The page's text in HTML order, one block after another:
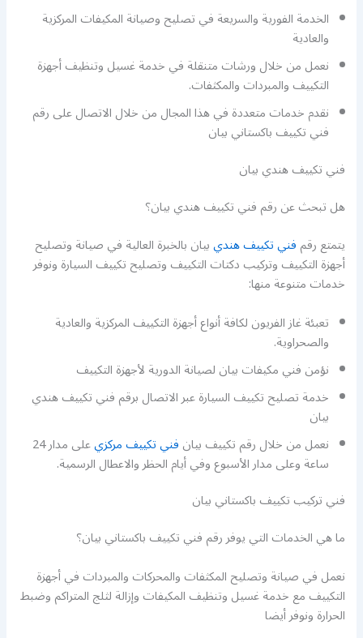
الخدمة الفورية والسريعة في تصليح وصيانة المكيفات المركزية
والعادية
نعمل من خلال ورشات متنقلة في خدمة غسيل وتنظيف أجهزة
التكييف والمبردات والمكثفات.
نقدم خدمات متعددة في هذا المجال من خلال الاتصال على رقم
فني تكييف باكستاني بيان
فني تكييف هندي بيان
هل تبحث عن رقم فني تكييف هندي بيان؟
يتمتع رقمفني تكييف هنديبيان بالخبرة العالية في صيانة وتصليح
أجهزة التكييف وتركيب دكتات التكييف وتصليح تكييف السيارة ونوفر
خدمات متنوعة منها:
تعبئة غاز الفريون لكافة أنواع أجهزة التكييف المركزية والعادية
والصحراوية.
نؤمن فني مكيفات بيان لصيانة الدورية لأجهزة التكييف
خدمة تصليح تكييف السيارة عبر الاتصال برقم فني تكييف هندي
بيان
نعمل من خلال رقم تكييف بيانفني تكييف مركزي على مدار 24
ساعة وعلى مدار الأسبوع وفي أيام الحظر والاعطال الرسمية.
فني تركيب تكييف باكستاني بيان
ما هي الخدمات التي يوفر رقم فني تكييف باكستاني بيان؟
نعمل في صيانة وتصليح المكثفات والمحركات والمبردات في أجهزة
التكييف مع خدمة غسيل وتنظيف المكيفات وإزالة لثلج المتراكم وضبط
الحرارة ونوفر أيضا